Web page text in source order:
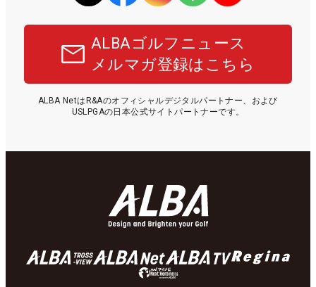
ALBAゴルフニュース
メルマガ登録はこちら
ALBA NetはR&Aのオフィシャルデジタルパートナー、および
USLPGAの日本公式サイトパートナーです。